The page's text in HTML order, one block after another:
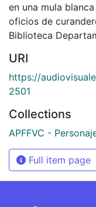
en una mula
oficios de
Biblioteca
URI
https://
2501
Collections
APFFVC -
Full item page